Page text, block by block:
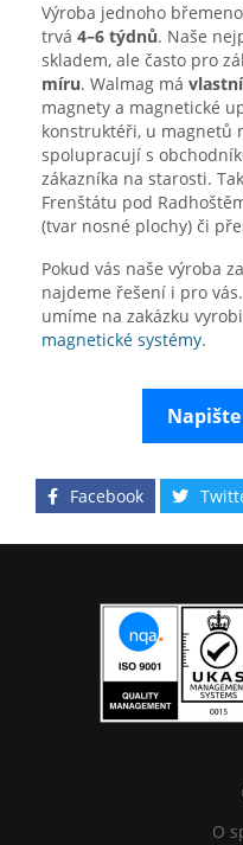
Výroba jednoho
trvá 4–6 týdnů. Naše
skladem, ale často pro
míru. Walmag má
magnety a magnetické
konstruktéři, u magnetů
spolupracují s
zákazníka na starosti.
Frenštátu pod
(tvar nosné plochy) či
Pokud vás naše výroba
najdeme řešení i pro
umíme na zakázku
magnetické systémy.
Facebook
O